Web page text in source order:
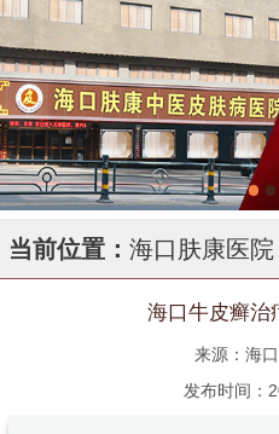
当前位置： 海口肤康医院
海口牛皮癣治
来源：海
发布时间：